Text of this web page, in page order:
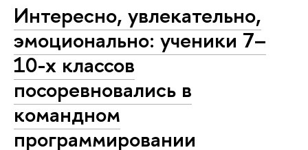
Интересно, увлекательно,
эмоционально: ученики 7–
10-х классов
посоревновались в
командном
программировании